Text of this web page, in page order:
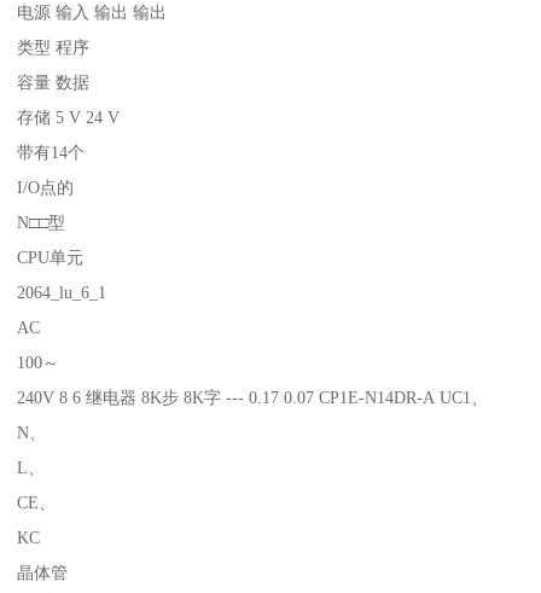
电源 输入 输出 输出
类型 程序
容量 数据
存储 5 V 24 V
带有14个
I/O点的
N□□型
CPU单元
2064_lu_6_1
AC
100～
240V 8 6 继电器 8K步 8K字 --- 0.17 0.07 CP1E-N14DR-A UC1、
N、
L、
CE、
KC
晶体管